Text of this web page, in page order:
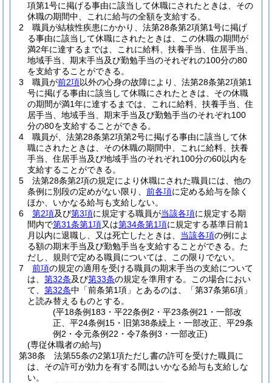
項第1号に掲げる事由に該当して休職にされたときは、その
休職の期間中、これに給与の全額を支給する。
2
職員が結核性疾患にかかり、法第28条第2項第1号に掲げ
る事由に該当して休職にされたときは、この休職の期間が
満2年に達するまでは、これに給料、扶養手当、住居手当、
地域手当、期末手当及び勤勉手当のそれぞれの100分の80
を支給することができる。
3
職員が前2項以外の心身の故障により、法第28条第2項第1
号に掲げる事由に該当して休職にされたときは、その休職
の期間が満1年に達するまでは、これに給料、扶養手当、住
居手当、地域手当、期末手当及び勤勉手当のそれぞれ100
分の80を支給することができる。
4
職員が、法第28条第2項第2号に掲げる事由に該当して休
職にされたときは、その休職の期間中、これに給料、扶養
手当、住居手当及び地域手当のそれぞれ100分の60以内を
支給することができる。
5
法第28条第2項の規定により休職にされた職員には、他の
条例に別段の定めがない限り、 前各項に定める給与を除く
ほか、いかなる給与も支給しない。
6
第2項及び第3項に規定する職員が当該各項に規定する期
間内で第31条第1項又は第34条第1項に規定する基準日前1
月以内に退職し、又は死亡したときは、 当該各項の例によ
る額の期末手当及び勤勉手当を支給することができる。 た
だし、規則で定める職員については、この限りでない。
7
前項の規定の適用を受ける職員の期末手当の支給について
は、 第32条及び第33条の規定を準用する。
この場合におい
て、 第32条中「前条第1項」とあるのは、「第37条第6項」
と読み替えるものとする。
(平18条例183・平22条例2・平23条例21・一部改
正、平24条例15・旧第38条繰上・一部改正、平29条
例2・令元条例22・令7条例3・一部改正)
(専従休職者の給与)
第38条
法第55条の2第1項ただし書の許可を受けた職員に
は、その許可が効力を有する間はいかなる給与も支給しな
い。